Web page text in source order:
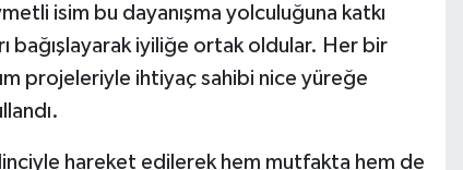
isim bu dayanışma yolculuğuna katkı
bağışlayarak iyiliğe ortak oldular. Her bir
projeleriyle ihtiyaç sahibi nice yüreğe
hareket edilerek hem mutfakta hem de